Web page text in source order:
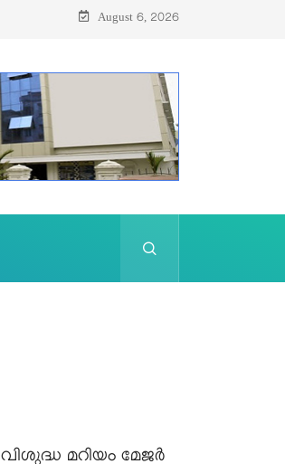
August 6, 2026
വിശുദ്ധ മറിയം മേജർ